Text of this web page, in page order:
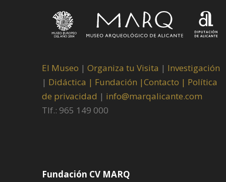
El Museo | Organiza tu Visita | Investigación
| Didáctica | Fundación |Contacto | Política
de privacidad | info@marqalicante.com
Tlf.: 965 149 000
Fundación CV MARQ